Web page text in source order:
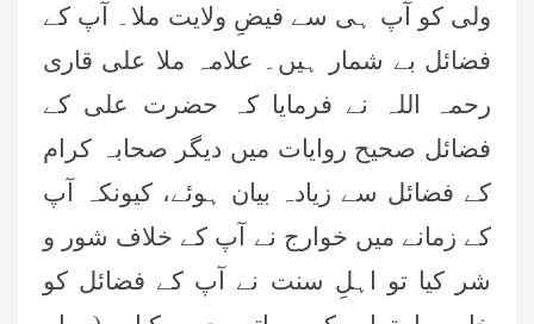
ولی کو آپ ہی سے فیضِ ولایت ملا۔ آپ کے
فضائل بے شمار ہیں۔ علامہ ملا علی قاری
رحمہ اللہ نے فرمایا کہ حضرت علی کے
فضائل صحیح روایات میں دیگر صحابہ کرام
کے فضائل سے زیادہ بیان ہوئے، کیونکہ آپ
کے زمانے میں خوارج نے آپ کے خلاف شور و
شر کیا تو اہلِ سنت نے آپ کے فضائل کو